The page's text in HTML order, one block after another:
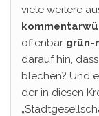
viele weitere
offenbar grün-
darauf hin, dass
blechen? Und
der in diesen